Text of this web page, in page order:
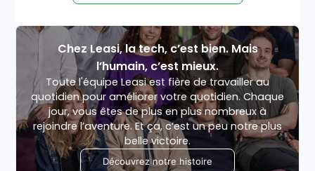
Chez Leasi, la tech, c’est bien. Mais
l’humain, c’est mieux.
Toute l'équipe Leasi est fière de travailler au
quotidien pour améliorer votre quotidien. Chaque
jour, vous êtes de plus en plus nombreux à
rejoindre l’aventure. Et ça, c’est un peu notre plus
belle victoire.
Découvrez notre histoire